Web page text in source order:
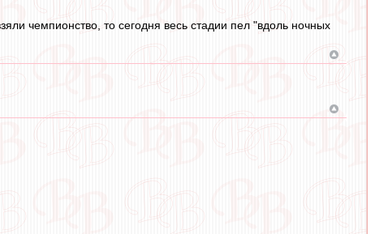
чемпионство, то сегодня весь стадии пел "вдоль ночных